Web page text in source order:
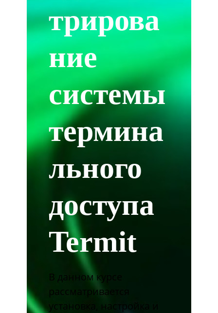
трирова
ние
системы
термина
льного
доступа
Termit
В данном курсе
рассматривается
установка, настройка и